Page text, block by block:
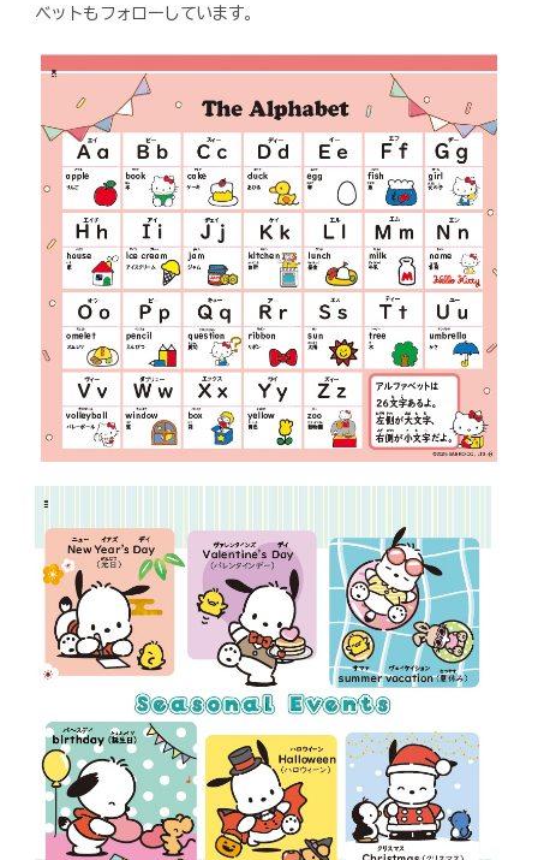
ベットもフォローしています。